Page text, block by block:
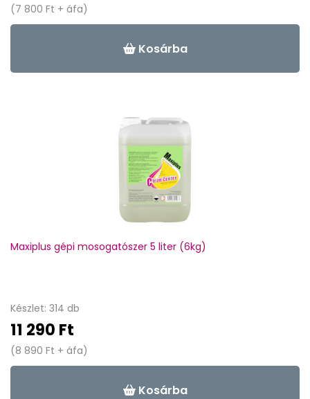
(7 800 Ft + áfa)
Kosárba
Maxiplus gépi mosogatószer 5 liter (6kg)
Készlet: 314 db
11 290 Ft
(8 890 Ft + áfa)
Kosárba